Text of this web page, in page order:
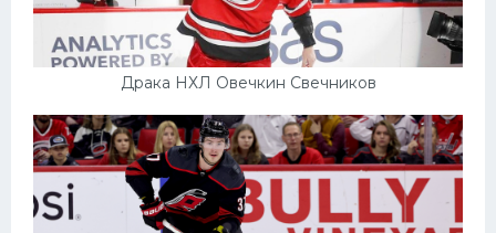
Драка НХЛ Овечкин Свечников